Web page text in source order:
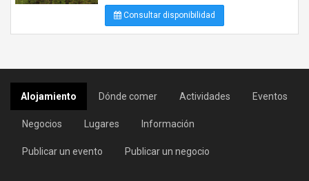
Consultar disponibilidad
Alojamiento Dónde comer Actividades Eventos
Negocios Lugares Información
Publicar un evento Publicar un negocio